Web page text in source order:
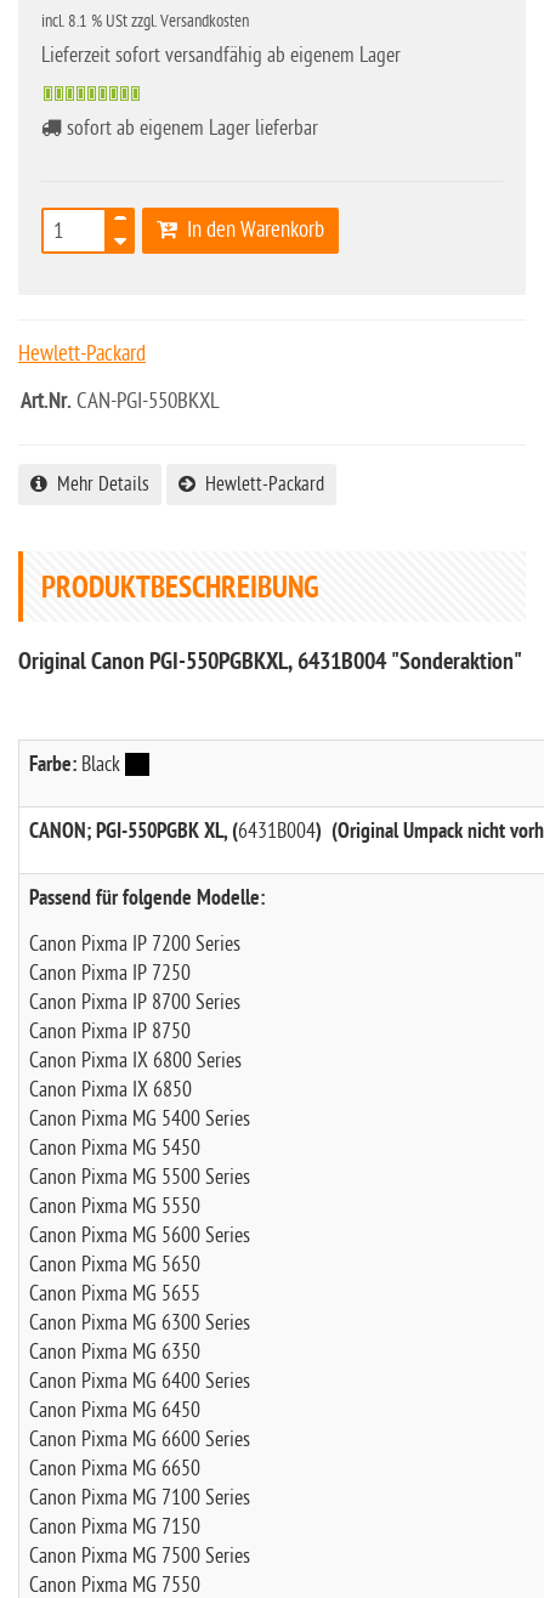
incl. 8.1 % USt zzgl. Versandkosten
Lieferzeit sofort versandfähig ab eigenem Lager
sofort ab eigenem Lager lieferbar
In den Warenkorb
Hewlett-Packard
Art.Nr.CAN-PGI-550BKXL
Mehr Details Hewlett-Packard
PRODUKTBESCHREIBUNG
Original Canon PGI-550PGBKXL, 6431B004 "Sonderaktion"
Farbe: Black
CANON; PGI-550PGBK XL, (6431B004) (Original Umpack nicht
Passend für folgende Modelle:
Canon Pixma IP 7200 Series
Canon Pixma IP 7250
Canon Pixma IP 8700 Series
Canon Pixma IP 8750
Canon Pixma IX 6800 Series
Canon Pixma IX 6850
Canon Pixma MG 5400 Series
Canon Pixma MG 5450
Canon Pixma MG 5500 Series
Canon Pixma MG 5550
Canon Pixma MG 5600 Series
Canon Pixma MG 5650
Canon Pixma MG 5655
Canon Pixma MG 6300 Series
Canon Pixma MG 6350
Canon Pixma MG 6400 Series
Canon Pixma MG 6450
Canon Pixma MG 6600 Series
Canon Pixma MG 6650
Canon Pixma MG 7100 Series
Canon Pixma MG 7150
Canon Pixma MG 7500 Series
Canon Pixma MG 7550